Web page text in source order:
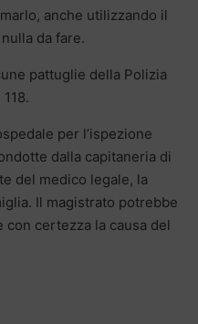
anche utilizzando il
da fare.
pattuglie della Polizia
per l’ispezione
dalla capitaneria di
del medico legale, la
Il magistrato potrebbe
con certezza la causa del